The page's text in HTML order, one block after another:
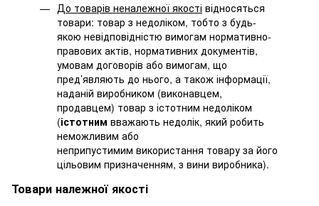
До товарів неналежної якості відносяться
товари: товар з недоліком, тобто з будь-
якою невідповідністю вимогам нормативно-
правових актів, нормативних документів,
умовам договорів або вимогам, що
пред’являють до нього, а також інформації,
наданій виробником (виконавцем,
продавцем) товар з істотним недоліком
(істотним вважають недолік, який робить
неможливим або
неприпустимим використання товару за його
цільовим призначенням, з вини виробника).
Товари належної якості